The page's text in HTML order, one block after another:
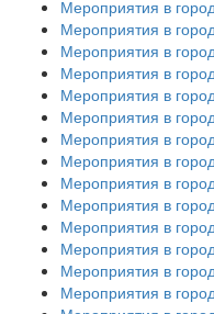
Мероприятия в
Мероприятия в
Мероприятия в
Мероприятия в
Мероприятия в
Мероприятия в
Мероприятия в
Мероприятия в
Мероприятия в
Мероприятия в
Мероприятия в
Мероприятия в
Мероприятия в
Мероприятия в